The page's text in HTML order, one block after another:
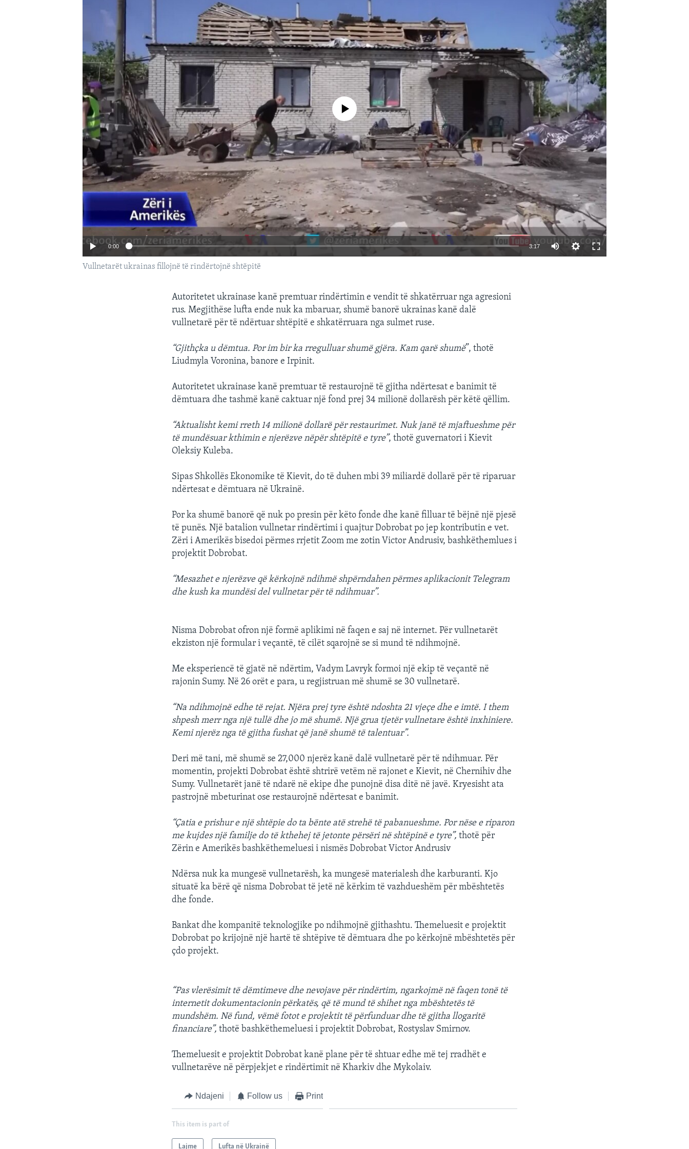
No media source currently available
0:00 3:17
Vullnetarët ukrainas fillojnë të rindërtojnë shtëpitë
Autoritetet ukrainase kanë premtuar rindërtimin e vendit të shkatërruar nga agresioni
rus. Megjithëse lufta ende nuk ka mbaruar, shumë banorë ukrainas kanë dalë
vullnetarë për të ndërtuar shtëpitë e shkatërruara nga sulmet ruse.
“Gjithçka u dëmtua. Por im bir ka rregulluar shumë gjëra. Kam qarë shumë”, thotë
Liudmyla Voronina, banore e Irpinit.
Autoritetet ukrainase kanë premtuar të restaurojnë të gjitha ndërtesat e banimit të
dëmtuara dhe tashmë kanë caktuar një fond prej 34 milionë dollarësh për këtë qëllim.
“Aktualisht kemi rreth 14 milionë dollarë për restaurimet. Nuk janë të mjaftueshme për
të mundësuar kthimin e njerëzve nëpër shtëpitë e tyre”, thotë guvernatori i Kievit
Oleksiy Kuleba.
Sipas Shkollës Ekonomike të Kievit, do të duhen mbi 39 miliardë dollarë për të riparuar
ndërtesat e dëmtuara në Ukrainë.
Por ka shumë banorë që nuk po presin për këto fonde dhe kanë filluar të bëjnë një pjesë
të punës. Një batalion vullnetar rindërtimi i quajtur Dobrobat po jep kontributin e vet.
Zëri i Amerikës bisedoi përmes rrjetit Zoom me zotin Victor Andrusiv, bashkëthemlues i
projektit Dobrobat.
“Mesazhet e njerëzve që kërkojnë ndihmë shpërndahen përmes aplikacionit Telegram
dhe kush ka mundësi del vullnetar për të ndihmuar”.
Nisma Dobrobat ofron një formë aplikimi në faqen e saj në internet. Për vullnetarët
ekziston një formular i veçantë, të cilët sqarojnë se si mund të ndihmojnë.
Me eksperiencë të gjatë në ndërtim, Vadym Lavryk formoi një ekip të veçantë në
rajonin Sumy. Në 26 orët e para, u regjistruan më shumë se 30 vullnetarë.
“Na ndihmojnë edhe të rejat. Njëra prej tyre është ndoshta 21 vjeçe dhe e imtë. I them
shpesh merr nga një tullë dhe jo më shumë. Një grua tjetër vullnetare është inxhiniere.
Kemi njerëz nga të gjitha fushat që janë shumë të talentuar”.
Deri më tani, më shumë se 27,000 njerëz kanë dalë vullnetarë për të ndihmuar. Për
momentin, projekti Dobrobat është shtrirë vetëm në rajonet e Kievit, në Chernihiv dhe
Sumy. Vullnetarët janë të ndarë në ekipe dhe punojnë disa ditë në javë. Kryesisht ata
pastrojnë mbeturinat ose restaurojnë ndërtesat e banimit.
“Çatia e prishur e një shtëpie do ta bënte atë strehë të pabanueshme. Por nëse e riparon
me kujdes një familje do të kthehej të jetonte përsëri në shtëpinë e tyre”, thotë për
Zërin e Amerikës bashkëthemeluesi i nismës Dobrobat Victor Andrusiv
Ndërsa nuk ka mungesë vullnetarësh, ka mungesë materialesh dhe karburanti. Kjo
situatë ka bërë që nisma Dobrobat të jetë në kërkim të vazhdueshëm për mbështetës
dhe fonde.
Bankat dhe kompanitë teknologjike po ndihmojnë gjithashtu. Themeluesit e projektit
Dobrobat po krijojnë një hartë të shtëpive të dëmtuara dhe po kërkojnë mbështetës për
çdo projekt.
“Pas vlerësimit të dëmtimeve dhe nevojave për rindërtim, ngarkojmë në faqen tonë të
internetit dokumentacionin përkatës, që të mund të shihet nga mbështetës të
mundshëm. Në fund, vëmë fotot e projektit të përfunduar dhe të gjitha llogaritë
financiare”, thotë bashkëthemeluesi i projektit Dobrobat, Rostyslav Smirnov.
Themeluesit e projektit Dobrobat kanë plane për të shtuar edhe më tej rradhët e
vullnetarëve në përpjekjet e rindërtimit në Kharkiv dhe Mykolaiv.
Ndajeni Follow us Print
This item is part of
Lajme Lufta në Ukrainë